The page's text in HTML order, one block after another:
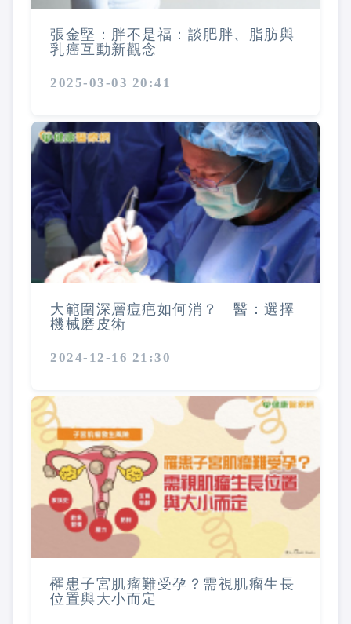
張金堅：胖不是福：談肥胖、脂肪與
乳癌互動新觀念
2025-03-03 20:41
大範圍深層痘疤如何消？ 醫：選擇
機械磨皮術
2024-12-16 21:30
罹患子宮肌瘤難受孕？需視肌瘤生長
位置與大小而定